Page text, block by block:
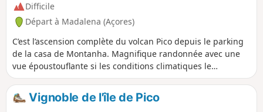
Difficile
Départ à Madalena (Açores)
C’est l’ascension complète du volcan Pico depuis le parking
de la casa de Montanha. Magnifique randonnée avec une
vue époustouflante si les conditions climatiques le
permettent. Points d'attention :- bien suivre les traces dans
les cailloux pour repérer les passages les plus empruntées
au milieu des pierres et ne pas chercher nécessairement à
Vignoble de l'île de Pico